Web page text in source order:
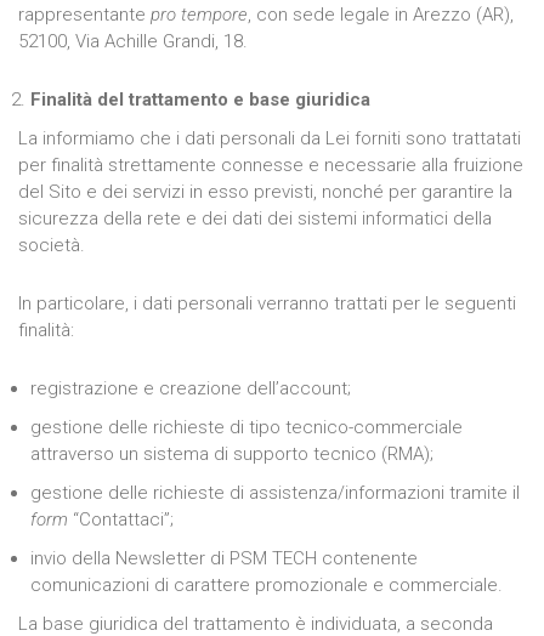
rappresentante pro tempore, con sede legale in Arezzo (AR),
52100, Via Achille Grandi, 18.
Finalità del trattamento e base giuridica
La informiamo che i dati personali da Lei forniti sono trattatati
per finalità strettamente connesse e necessarie alla fruizione
del Sito e dei servizi in esso previsti, nonché per garantire la
sicurezza della rete e dei dati dei sistemi informatici della
società.
In particolare, i dati personali verranno trattati per le seguenti
finalità:
registrazione e creazione dell’account;
gestione delle richieste di tipo tecnico-commerciale
attraverso un sistema di supporto tecnico (RMA);
gestione delle richieste di assistenza/informazioni tramite il
form “Contattaci”;
invio della Newsletter di PSM TECH contenente
comunicazioni di carattere promozionale e commerciale.
La base giuridica del trattamento è individuata, a seconda